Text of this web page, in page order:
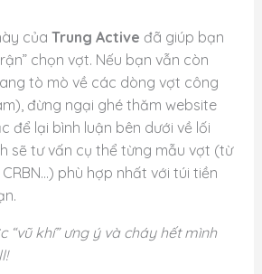
của Trung Active đã giúp bạn
chọn vợt. Nếu bạn vẫn còn
tò mò về các dòng vợt công
đừng ngại ghé thăm website
để lại bình luận bên dưới về lối
sẽ tư vấn cụ thể từng mẫu vợt (từ
phù hợp nhất với túi tiền
“vũ khí” ưng ý và cháy hết mình